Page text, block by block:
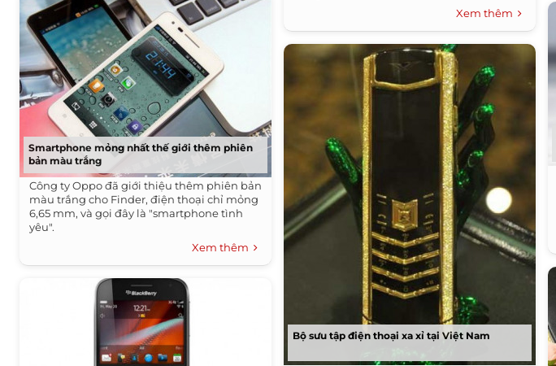
Smartphone mỏng nhất thế giới thêm phiên
bản màu trắng
Công ty Oppo đã giới thiệu thêm phiên bản
màu trắng cho Finder, điện thoại chỉ mỏng
6,65 mm, và gọi đây là "smartphone tình
yêu".
Xem thêm
Xem thêm
Bộ sưu tập điện thoại xa xỉ tại Việt Nam